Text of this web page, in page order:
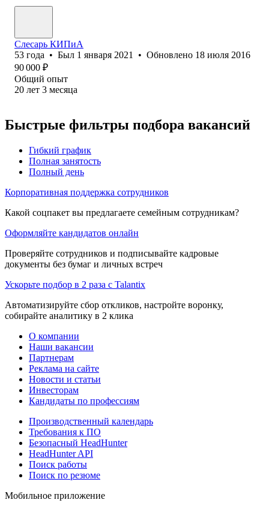
Слесарь КИПиА
53 года • Был 1 января 2021 • Обновлено 18 июля 2016
90 000 ₽
Общий опыт
20 лет 3 месяца
Быстрые фильтры подбора вакансий
Гибкий график
Полная занятость
Полный день
Корпоративная поддержка сотрудников
Какой соцпакет вы предлагаете семейным сотрудникам?
Оформляйте кандидатов онлайн
Проверяйте сотрудников и подписывайте кадровые
документы без бумаг и личных встреч
Ускорьте подбор в 2 раза с Talantix
Автоматизируйте сбор откликов, настройте воронку,
собирайте аналитику в 2 клика
О компании
Наши вакансии
Партнерам
Реклама на сайте
Новости и статьи
Инвесторам
Кандидаты по профессиям
Производственный календарь
Требования к ПО
Безопасный HeadHunter
HeadHunter API
Поиск работы
Поиск по резюме
Мобильное приложение